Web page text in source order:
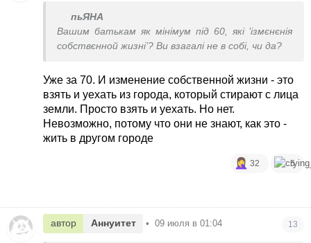
пьЯНА
Вашим батькам як мінімум під 60, які ’ізмєнєнія
собствєнной жизні’? Ви взагалі не в собі, чи да?
Уже за 70. И изменение собственной жизни - это
взять и уехать из города, который стирают с лица
земли. Просто взять и уехать. Но нет.
Невозможно, потому что они не знают, как это -
жить в другом городе
32 5
автор Аннуитет • 09 июля в 01:04 13